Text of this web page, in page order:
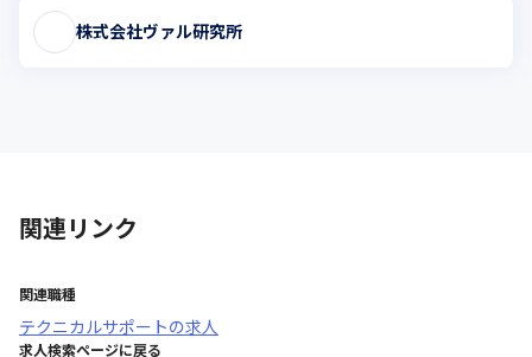
株式会社ヴァル研究所
関連リンク
関連職種
テクニカルサポートの求人
求人検索ページに戻る